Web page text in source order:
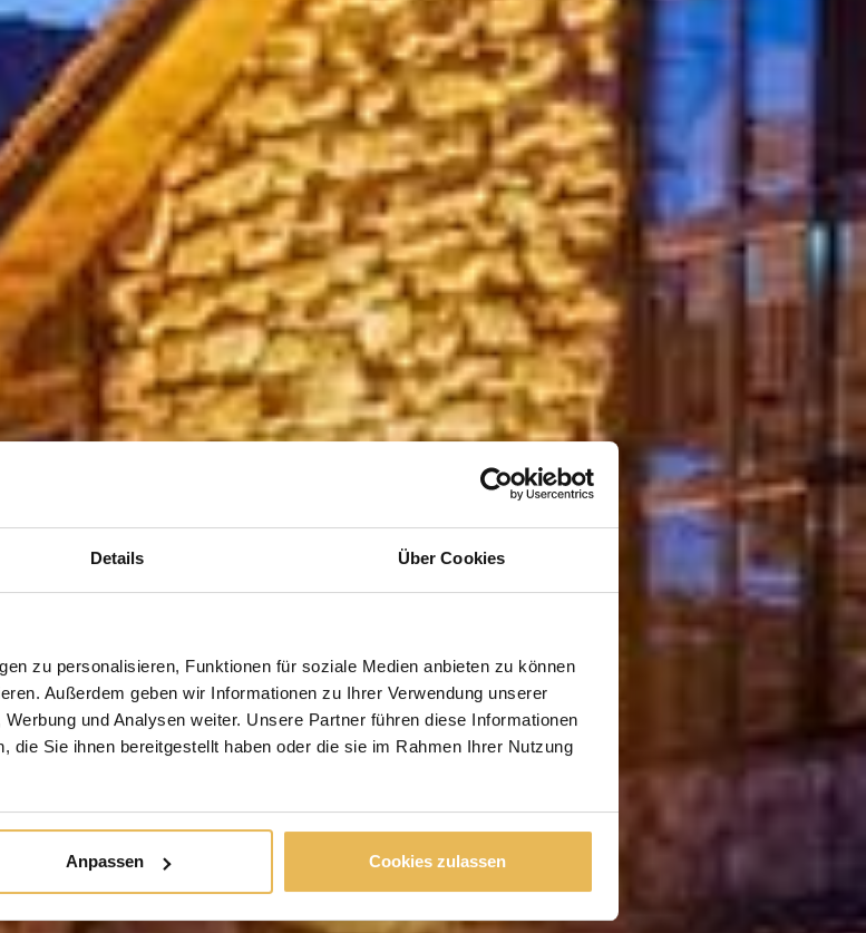
Details Über Cookies
zu personalisieren, Funktionen für soziale Medien anbieten zu können
Außerdem geben wir Informationen zu Ihrer Verwendung unserer
und Analysen weiter. Unsere Partner führen diese Informationen
die Sie ihnen bereitgestellt haben oder die sie im Rahmen Ihrer Nutzung
Anpassen Cookies zulassen